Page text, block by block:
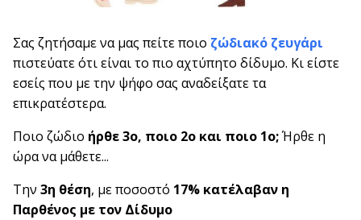
Σας ζητήσαμε να μας πείτε ποιο ζώδιακό ζευγάρι
πιστεύατε ότι είναι το πιο αχτύπητο δίδυμο. Κι είστε
εσείς που με την ψήφο σας αναδείξατε τα
επικρατέστερα.
Ποιο ζώδιο ήρθε 3ο, ποιο 2ο και ποιο 1ο;Ήρθε η
ώρα να μάθετε...
Την 3η θέση, με ποσοστό 17% κατέλαβαν η
Παρθένος με τον Δίδυμο